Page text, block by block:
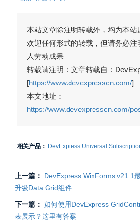
本站文章除注明转载外，均为本站
欢迎任何形式的转载，但请务必注
人劳动成果
转载请注明：文章转载自：
[https://www.devexpresscn.com/]
本文地址：
https://www.devexpresscn.com/
相关产品： DevExpress Universal
上一篇：
DevExpress WinForms v21.1
升级Data Grid组件
下一篇： 如何使用DevExpress
表展示？这里有答案